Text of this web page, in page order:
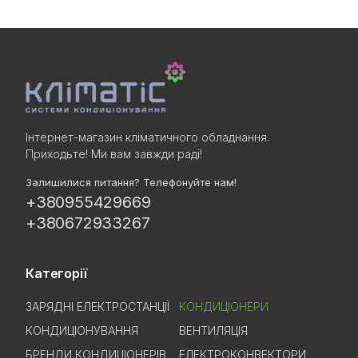
Інтернет-магазин кліматичного обладнання.
Приходьте! Ми вам завжди раді!
Залишилися питання? Телефонуйте нам!
+380955429669
+380672933267
Категорії
ЗАРЯДНІ ЕЛЕКТРОСТАНЦІЇ
КОНДИЦІОНЕРИ
КОНДИЦІОНУВАННЯ
ВЕНТИЛЯЦІЯ
БРЕНДИ КОНДИЦІОНЕРІВ
ЕЛЕКТРОКОНВЕКТОРИ